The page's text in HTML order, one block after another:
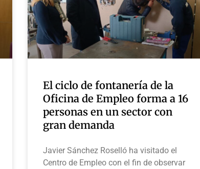
El ciclo de fontanería de la
Oficina de Empleo forma a 16
personas en un sector con
gran demanda
Javier Sánchez Roselló ha visitado el
Centro de Empleo con el fin de observar